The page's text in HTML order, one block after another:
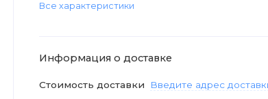
Все характеристики
Информация о доставке
Стоимость доставки Введите адрес